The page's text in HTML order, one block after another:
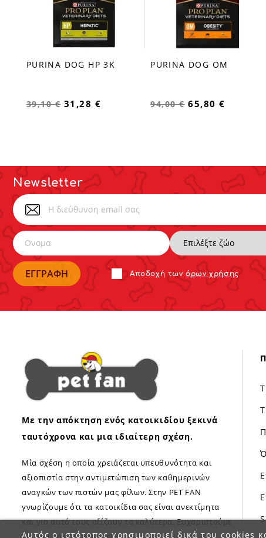
favorite_border
PURINA DOG HP 3K
39,10 € 31,28 €
favorite_border
PURINA DOG OM
94,00 € 65,80 €
Newsletter
Αποδoχή τωνόρων χρήσης
Με την απόκτηση ενός κατοικιδίου ξεκινά
ταυτόχρονα και μια ιδιαίτερη σχέση.
Μία σχέση η οποία χρειάζεται υπευθυνότητα και
αξιοπιστία στην αντιμετώπιση των καθημερινών
αναγκών των πιστών μας φίλων. Στην PET FAN
γνωρίζουμε ότι τα κατοικίδια σας είναι ανεκτίμητα
και για αυτό τους αξίζουν τα καλύτερα. Ευχαριστούμε
Αυτός ο ιστότοπος χρησιμοποιεί δικά του cookies